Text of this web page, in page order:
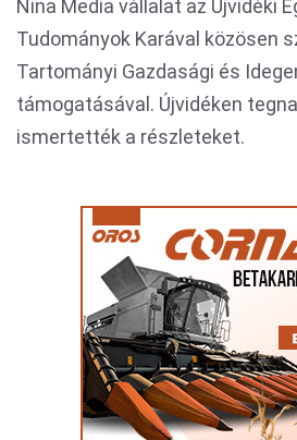
Nina Media vállalat az Újvidéki
Tudományok Karával közösen
Tartományi Gazdasági és
támogatásával. Újvidéken
ismertették a részleteket.